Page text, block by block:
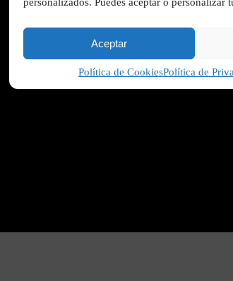
Aceptar
Política de CookiesPolítica de